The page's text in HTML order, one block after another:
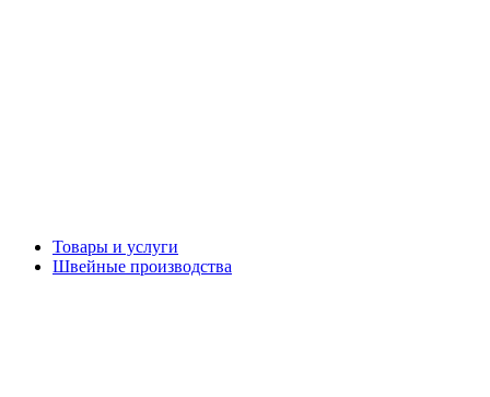
Товары и услуги
Швейные производства